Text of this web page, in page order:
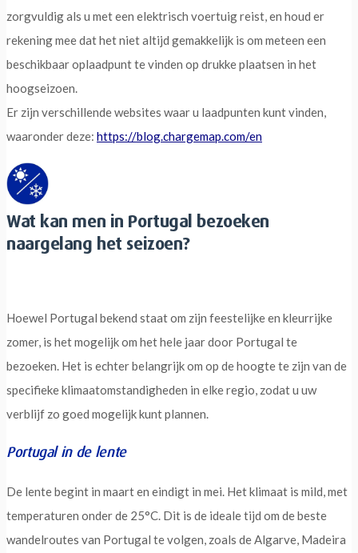
zorgvuldig als u met een elektrisch voertuig reist, en houd er
rekening mee dat het niet altijd gemakkelijk is om meteen een
beschikbaar oplaadpunt te vinden op drukke plaatsen in het
hoogseizoen.
Er zijn verschillende websites waar u laadpunten kunt vinden,
waaronder deze: https://blog.chargemap.com/en
Wat kan men in Portugal bezoeken
naargelang het seizoen?
Hoewel Portugal bekend staat om zijn feestelijke en kleurrijke
zomer, is het mogelijk om het hele jaar door Portugal te
bezoeken. Het is echter belangrijk om op de hoogte te zijn van de
specifieke klimaatomstandigheden in elke regio, zodat u uw
verblijf zo goed mogelijk kunt plannen.
Portugal in de lente
De lente begint in maart en eindigt in mei. Het klimaat is mild, met
temperaturen onder de 25°C. Dit is de ideale tijd om de beste
wandelroutes van Portugal te volgen, zoals de Algarve, Madeira